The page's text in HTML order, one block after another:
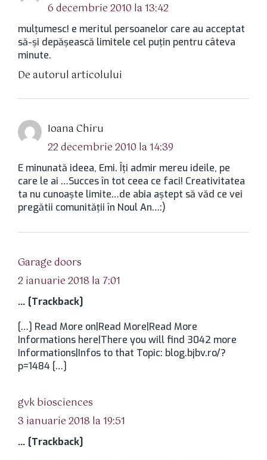
6 decembrie 2010 la 13:42
mulţumesc! e meritul persoanelor care au acceptat
să-şi depăşească limitele cel puţin pentru câteva
minute.
De autorul articolului
Ioana Chiru
22 decembrie 2010 la 14:39
E minunată ideea, Emi. Îţi admir mereu ideile, pe
care le ai …Succes în tot ceea ce faci! Creativitatea
ta nu cunoaşte limite…de abia aştept să văd ce vei
pregătii comunităţii în Noul An…:)
Garage doors
2 ianuarie 2018 la 7:01
… [Trackback]
[…] Read More on|Read More|Read More
Informations here|There you will find 3042 more
Informations|Infos to that Topic: blog.bjbv.ro/?
p=1484 […]
gvk biosciences
3 ianuarie 2018 la 19:51
… [Trackback]